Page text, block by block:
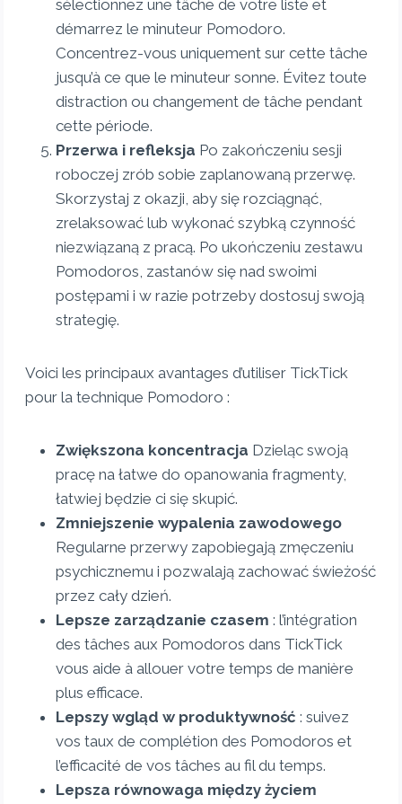
sélectionnez une tâche de votre liste et
démarrez le minuteur Pomodoro.
Concentrez-vous uniquement sur cette tâche
jusqu’à ce que le minuteur sonne. Évitez toute
distraction ou changement de tâche pendant
cette période.
Przerwa i refleksja Po zakończeniu sesji
roboczej zrób sobie zaplanowaną przerwę.
Skorzystaj z okazji, aby się rozciągnąć,
zrelaksować lub wykonać szybką czynność
niezwiązaną z pracą. Po ukończeniu zestawu
Pomodoros, zastanów się nad swoimi
postępami i w razie potrzeby dostosuj swoją
strategię.
Voici les principaux avantages d’utiliser TickTick
pour la technique Pomodoro :
Zwiększona koncentracja Dzieląc swoją
pracę na łatwe do opanowania fragmenty,
łatwiej będzie ci się skupić.
Zmniejszenie wypalenia zawodowego
Regularne przerwy zapobiegają zmęczeniu
psychicznemu i pozwalają zachować świeżość
przez cały dzień.
Lepsze zarządzanie czasem : l’intégration
des tâches aux Pomodoros dans TickTick
vous aide à allouer votre temps de manière
plus efficace.
Lepszy wgląd w produktywność : suivez
vos taux de complétion des Pomodoros et
l’efficacité de vos tâches au fil du temps.
Lepsza równowaga między życiem